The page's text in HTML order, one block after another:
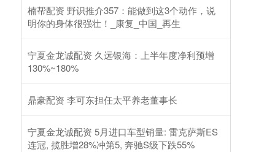
楠帮配资 野识推介357：能做到这3个动作，说
明你的身体很强壮！_康复_中国_再生
宁夏金龙诚配资 久远银海：上半年度净利预增
130%~180%
鼎豪配资 李可东担任太平养老董事长
宁夏金龙诚配资 5月进口车型销量: 雷克萨斯ES
连冠, 揽胜增28%冲第5, 奔驰S级下跌55%